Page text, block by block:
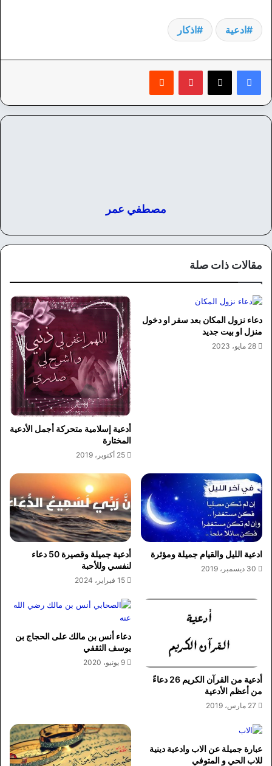
ادعية اذكار
بينتيريست
مصطفي عمر
مقالات ذات صلة
دعاء نزول المكان بعد سفر او دخول
منزل او بيت جديد
28 مايو، 2023
أدعية إسلامية متحركة أجمل الأدعية
المختارة
25 أكتوبر، 2019
ادعية الليل والقيام جميلة ومؤثرة
30 ديسمبر، 2019
أدعية جميلة وقصيرة 50 دعاء
لنفسي وللأحبة
15 فبراير، 2024
أدعية من القرآن الكريم 26 دعاءً
من أعظم الأدعية
27 مارس، 2019
دعاء أنس بن مالك على الحجاج بن
يوسف الثقفي
9 يونيو، 2020
عبارة جميلة عن الاب وادعية دينية
للاب الحي و المتوفي